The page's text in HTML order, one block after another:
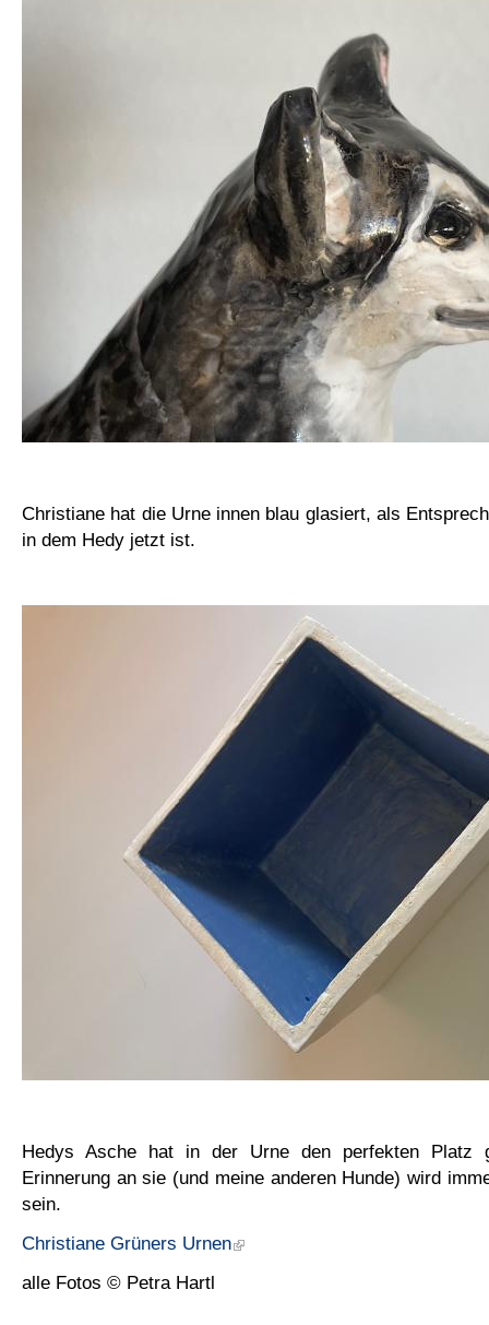
Christiane hat die Urne innen blau glasiert, als
in dem Hedy jetzt ist.
Hedys Asche hat in der Urne den perfekten Platz
Erinnerung an sie (und meine anderen Hunde) wird
sein.
Christiane Grüners Urnen
alle Fotos © Petra Hartl